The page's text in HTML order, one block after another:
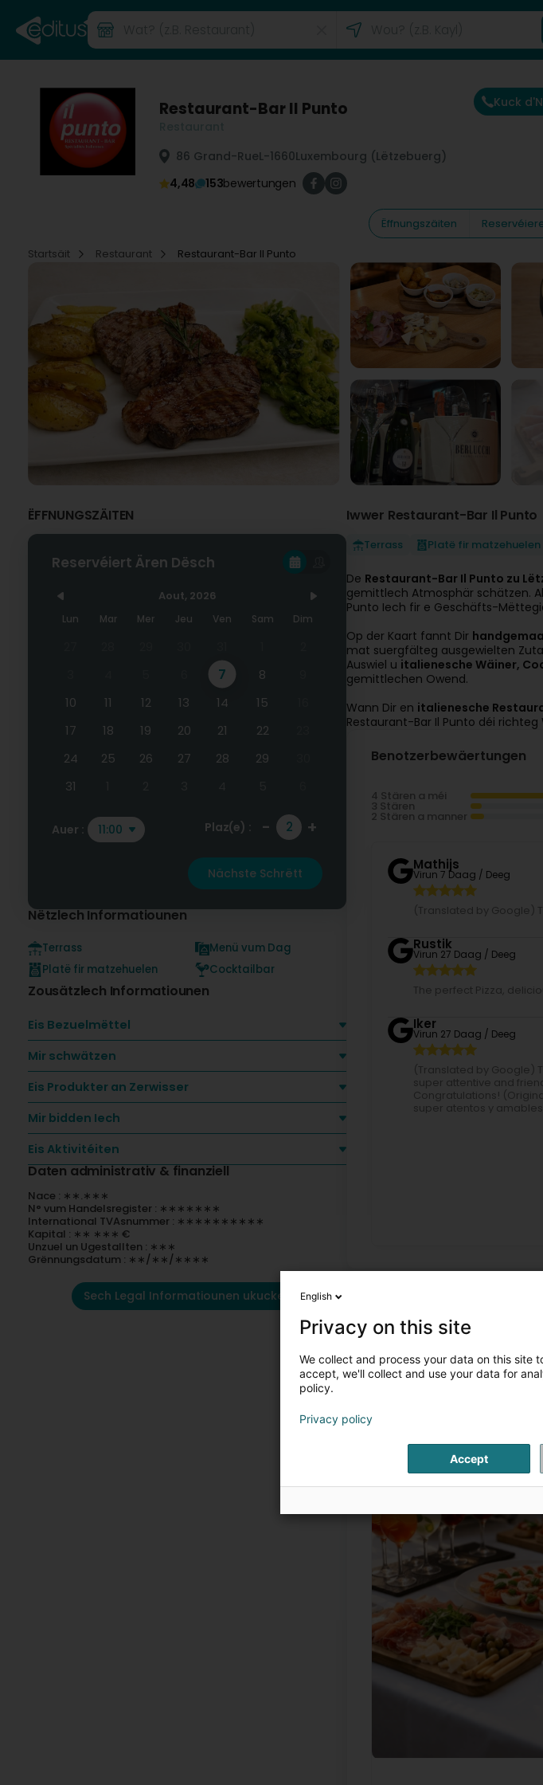
Restaurant-Bar Il Punto
86 Grand-RueL-1660Luxembourg (Lëtzebuerg)
4,48
153bewertungen
Kuck
Ëffnungszäiten
Startsäit
Restaurant Restaurant-Bar Il Punto
ËFFNUNGSZÄITEN
Reservéiert Ären Dësch
Aout, 2026
Lun Mar Mer Jeu Ven Sam Dim
7 8
10
11 12 13 14 15
17
18 19 20 21 22
24
25 26 27 28 29
31
Auer : 11:00 Plaz(e) : - +
Nächste Schrëtt
Nëtzlech Informatiounen
Terrass
Platë fir matzehuelen
Menü vum Dag
Cocktailbar
Zousätzlech Informatiounen
Eis Bezuelmëttel
Mir schwätzen
Eis Produkter an Zerwisser
Mir bidden Iech
Eis Aktivitéiten
Daten administrativ & finanziell
Nace : ∗∗.∗∗∗
N° vum Handelsregister : ∗∗∗∗∗∗∗
International TVAsnummer : ∗∗∗∗∗∗∗∗∗∗
Kapital : ∗∗ ∗∗∗ €
Unzuel un Ugestallten : ∗∗∗
Grënnungsdatum : ∗∗/∗∗/∗∗∗∗
Sech Legal Informatiounen ukucken
Iwwer Restaurant-Bar Il Punto
Terrass Platë fir matzehuelen
De Restaurant-Bar Il Punto zu
gemittlech Atmosphär schätzen.
Punto Iech fir e Geschäfts-
Op der Kaart fannt Dir
mat suergfälteg ausgewielten
Auswiel u italienesche Wäiner,
gemittlechen Owend.
Wann Dir en italienesche
Restaurant-Bar Il Punto déi richteg
Benotzerbewäertungen
4 Stären a méi
3 Stären
2 Stären a manner
Mathijs
Virun 7 Daag / Deeg
(Translated by Google)
Rustik
Virun 27 Daag / Deeg
The perfect Pizza,
Iker
Virun 27 Daag / Deeg
(Translated by Google)
super attentive and
Congratulations!
super atentos y
the atmosphere, the
English
Privacy on this site
We collect and process your data on this site
accept, we'll collect and use your data for
policy.
Privacy policy
Accept